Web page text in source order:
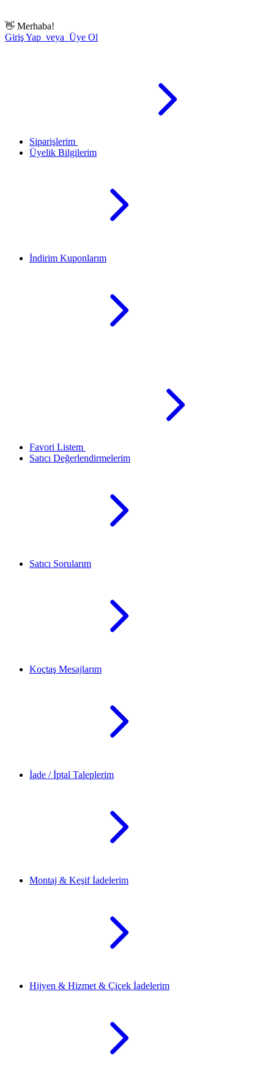
👋 Merhaba!
Giriş Yap veya Üye Ol
Siparişlerim
Üyelik Bilgilerim
İndirim Kuponlarım
Favori Listem
Satıcı Değerlendirmelerim
Satıcı Sorularım
Koçtaş Mesajlarım
İade / İptal Taleplerim
Montaj & Keşif İadelerim
Hijyen & Hizmet & Çiçek İadelerim